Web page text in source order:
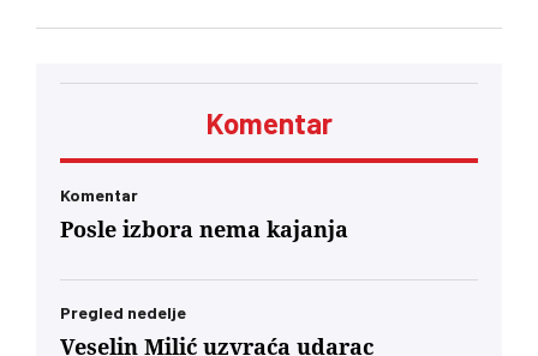
Komentar
Komentar
Posle izbora nema kajanja
Pregled nedelje
Veselin Milić uzvraća udarac